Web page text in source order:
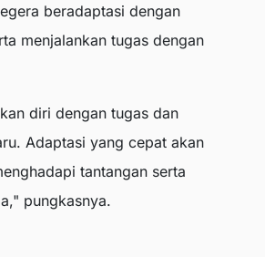
beradaptasi dengan
menjalankan tugas dengan
diri dengan tugas dan
Adaptasi yang cepat akan
tantangan serta
pungkasnya.